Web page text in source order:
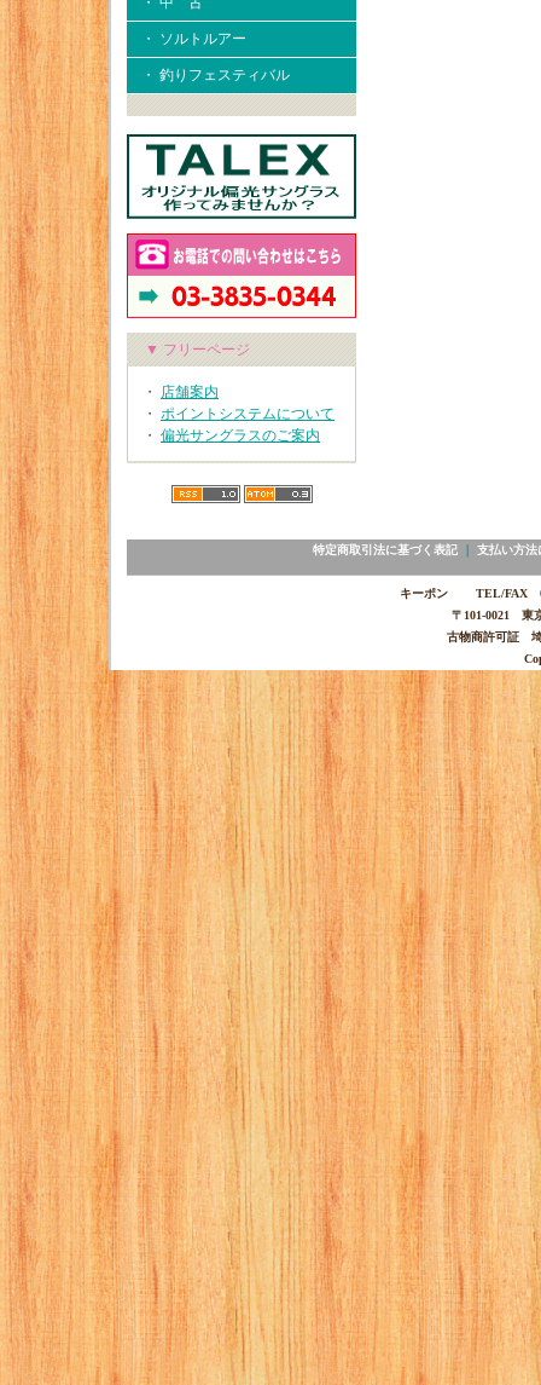
・ ソルトルアー
・ 釣りフェスティバル
▼ フリーページ
・ 店舗案内
・ ポイントシステムについて
・ 偏光サングラスのご案内
特定商取引法に基づく表記｜ 支払い方法
キーポン TEL/FAX
〒101-0021 東
古物商許可証